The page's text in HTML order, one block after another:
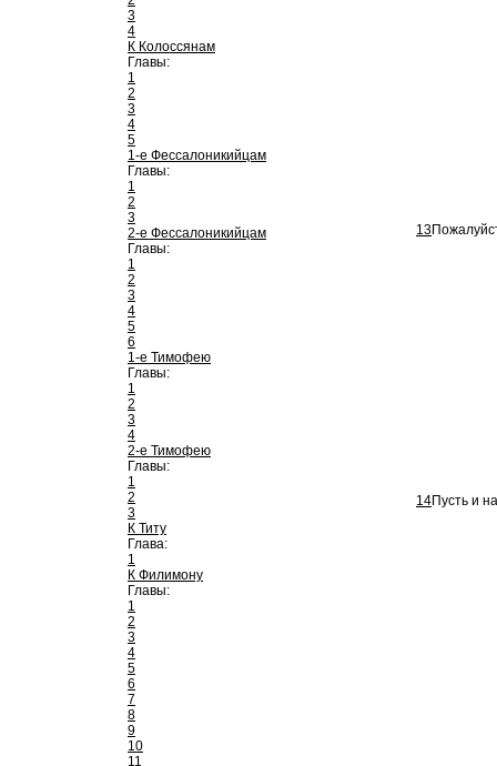
3
4
К Колоссянам
Главы:
1
2
3
4
5
1-е Фессалоникийцам
Главы:
1
2
3
2-е Фессалоникийцам
Главы:
1
2
3
4
5
6
1-е Тимофею
Главы:
1
2
3
4
2-е Тимофею
Главы:
1
2
3
К Титу
Глава:
1
К Филимону
Главы:
1
2
3
4
5
6
7
8
9
10
11
13
14Пусть и